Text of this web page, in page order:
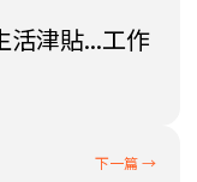
活津貼...工作